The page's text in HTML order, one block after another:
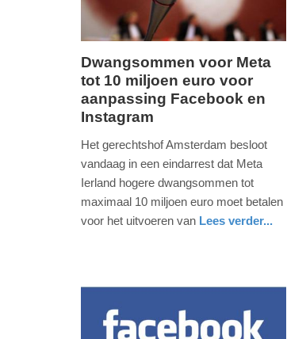
12-
03-
2026
13:25
dinsdag,
10.
maart
2026
17:30
Update:
17:42
Dwangsommen voor Meta
tot 10 miljoen euro voor
aanpassing Facebook en
Instagram
Het gerechtshof Amsterdam besloot
vandaag in een eindarrest dat Meta
Ierland hogere dwangsommen tot
maximaal 10 miljoen euro moet betalen
voor het uitvoeren van Lees verder...